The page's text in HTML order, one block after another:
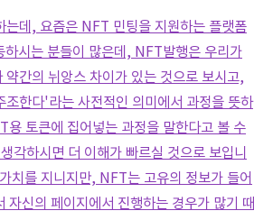
데, 요즘은 NFT 민팅을 지원하는 플랫폼
시는 분들이 많은데, NFT발행은 우리가
간의 뉘앙스 차이가 있는 것으로 보시고,
한다'라는 사전적인 의미에서 과정을 뜻하
토큰에 집어넣는 과정을 말한다고 볼 수
각하시면 더 이해가 빠르실 것으로 보입니
치를 지니지만, NFT는 고유의 정보가 들어
신의 페이지에서 진행하는 경우가 많기 때